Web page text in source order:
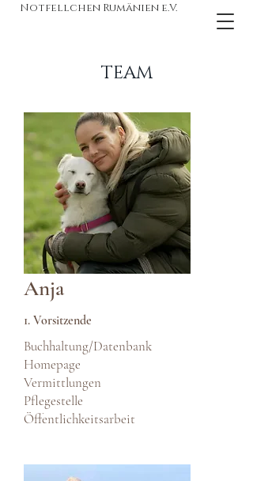
Notfellchen Rumänien e.V.
TEAM
Anja
1. Vorsitzende
Buchhaltung/Datenbank
Homepage
Vermittlungen
Pflegestelle
Öffentlichkeitsarbeit